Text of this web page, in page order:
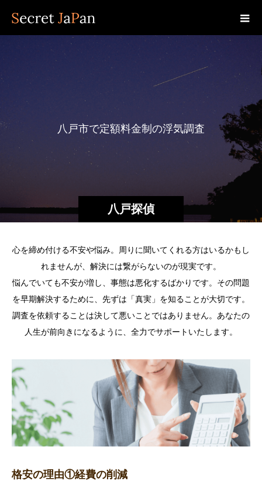
八戸探偵
八 戸市で定額料金制 の浮気調査
心を締め付ける不安や悩み。周りに聞いてくれる方はいるかもし
れませんが、解決には繋がらないのが現実です。
悩んでいても不安が増し、事態は悪化するばかりです。その問題
を早期解決するために、先ずは「真実」を知ることが大切です。
調査を依頼することは決して悪いことではありません。あなたの
人生が前向きになるように、全力でサポートいたします。
格安の理由①経費の削減